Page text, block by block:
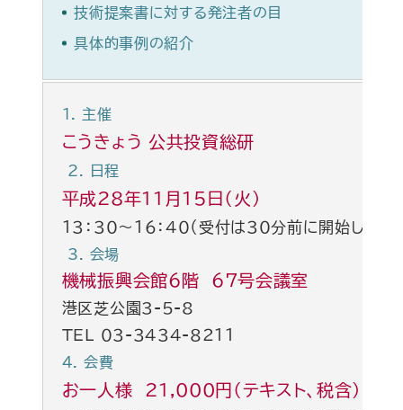
技術提案書に対する発注者の目
具体的事例の紹介
１. 主催
こうきょう 公共投資総研
2. 日程
平成28年11月15日（火）
１３：３０～１６：４０（受付は３０分前に開始します。
3. 会場
機械振興会館6階 67号会議室
港区芝公園3-5-8
TEL ０３-３４３４-８２１１
4. 会費
お一人様 21,000円（テキスト、税含）